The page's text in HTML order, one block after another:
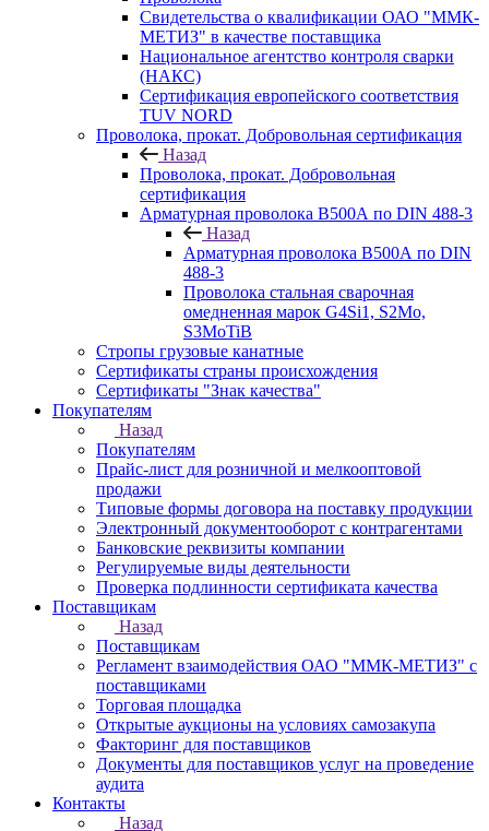
Свидетельства о квалификации ОАО "ММК-
МЕТИЗ" в качестве поставщика
Национальное агентство контроля сварки
(НАКС)
Сертификация европейского соответствия
TUV NORD
Проволока, прокат. Добровольная сертификация
Назад
Проволока, прокат. Добровольная
сертификация
Арматурная проволока В500А по DIN 488-3
Назад
Арматурная проволока В500А по DIN
488-3
Проволока стальная сварочная
омедненная марок G4Si1, S2Mo,
S3MoTiB
Стропы грузовые канатные
Сертификаты страны происхождения
Сертификаты "Знак качества"
Покупателям
Назад
Покупателям
Прайс-лист для розничной и мелкооптовой
продажи
Типовые формы договора на поставку продукции
Электронный документооборот с контрагентами
Банковские реквизиты компании
Регулируемые виды деятельности
Проверка подлинности сертификата качества
Поставщикам
Назад
Поставщикам
Регламент взаимодействия ОАО "ММК-МЕТИЗ" с
поставщиками
Торговая площадка
Открытые аукционы на условиях самозакупа
Факторинг для поставщиков
Документы для поставщиков услуг на проведение
аудита
Контакты
Назад